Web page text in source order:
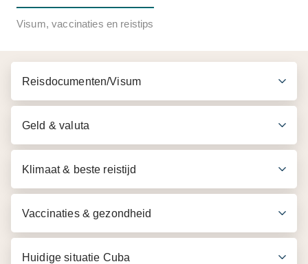
Inbegrepen in de prijs
Lunch in een paladar, inclusief 1 drankje
Visum, vaccinaties en reistips
Reisdocumenten/Visum
Geld & valuta
Klimaat & beste reistijd
Vaccinaties & gezondheid
Huidige situatie Cuba